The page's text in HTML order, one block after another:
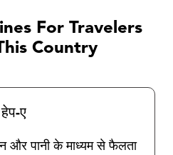
वर्तमान में इन बीमारियों के
नहीं है। हमारे यात्रा स्वास्थ्य
सुरक्षा उपायों और कीट विकर्षक
For Travelers
Country
हेप-ए
और पानी के माध्यम से फैलता